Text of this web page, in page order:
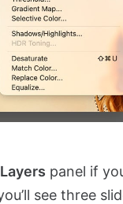
Layers panel if
see three